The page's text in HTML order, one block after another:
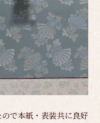
で本紙・表装共に良好